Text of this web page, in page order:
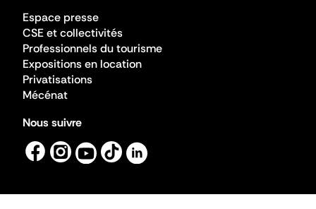
Espace presse
CSE et collectivités
Professionnels du tourisme
Expositions en location
Privatisations
Mécénat
Nous suivre